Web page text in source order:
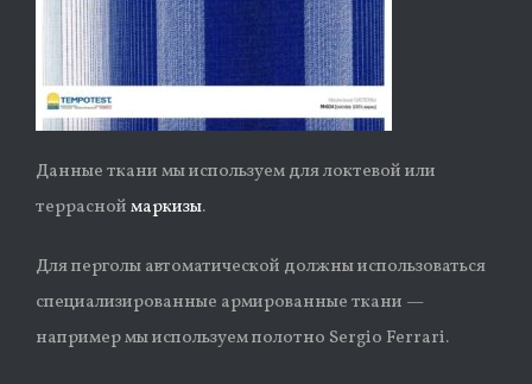
Данные ткани мы используем для локтевой или
террасноймаркизы.
Для перголы автоматической должны использоваться
специализированные армированные ткани —
например мы используем полотно Sergio Ferrari.